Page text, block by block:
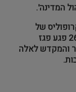
של
אתונה למחסן אבק שרפה.ב-26.9.1687 פגע פגז
והמקדש לאלה